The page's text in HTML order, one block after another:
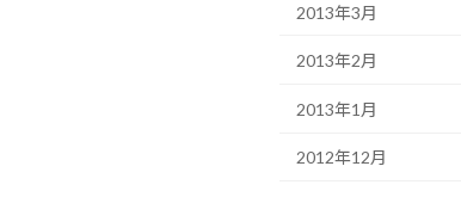
2013年3月
2013年2月
2013年1月
2012年12月